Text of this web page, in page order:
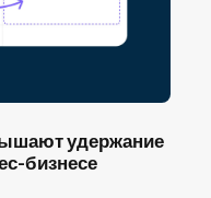
удержание
бизнесе